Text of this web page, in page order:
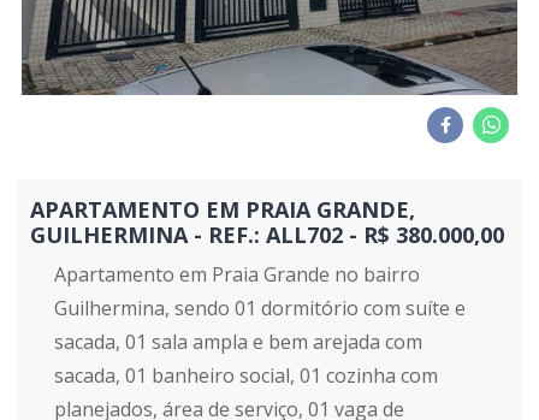
APARTAMENTO EM PRAIA GRANDE,
GUILHERMINA - REF.: ALL702 - R$ 380.000,00
Apartamento em Praia Grande no bairro
Guilhermina, sendo 01 dormitório com suíte e
sacada, 01 sala ampla e bem arejada com
sacada, 01 banheiro social, 01 cozinha com
planejados, área de serviço, 01 vaga de